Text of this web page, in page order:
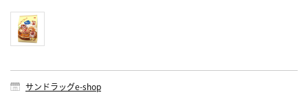
サンドラッグe-shop